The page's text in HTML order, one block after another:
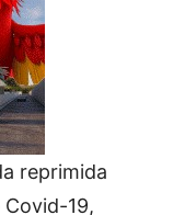
reprimida
19,